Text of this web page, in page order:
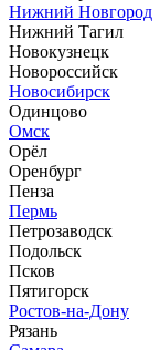
Нижний Новгород
Нижний Тагил
Новокузнецк
Новороссийск
Новосибирск
Одинцово
Омск
Орёл
Оренбург
Пенза
Пермь
Петрозаводск
Подольск
Псков
Пятигорск
Ростов-на-Дону
Рязань